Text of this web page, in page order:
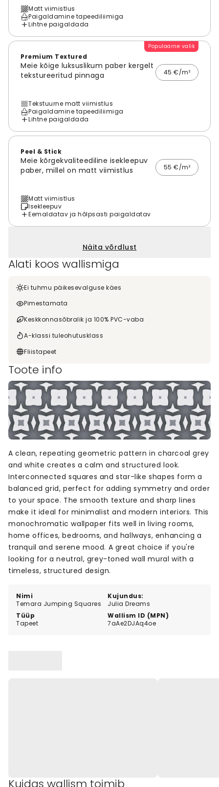
Matt viimistlus
Paigaldamine tapeediliimiga
Lihtne paigaldada
Populaarne valik
Premium Textured
Meie kõige luksuslikum paber kergelt
tekstureeritud pinnaga
45 €/m²
Tekstuurne matt viimistlus
Paigaldamine tapeediliimiga
Lihtne paigaldada
Peel & Stick
Meie kõrgekvaliteediline isekleepuv
paber, millel on matt viimistlus
55 €/m²
Matt viimistlus
Isekleepuv
Eemaldatav ja hõlpsasti paigaldatav
Näita võrdlust
Alati koos wallismiga
Ei tuhmu päikesevalguse käes
Pimestamata
Keskkonnasõbralik ja 100% PVC-vaba
A-klassi tuleohutusklass
Fliistapeet
Toote info
Nimi
Temara Jumping Squares
Kujundus:
Julia Dreams
Tüüp
Tapeet
Wallism ID (MPN)
7aAe2DJAq4oe
A clean, repeating geometric pattern in charcoal grey
and white creates a calm and structured look.
Interconnected squares and star-like shapes form a
balanced grid, perfect for adding symmetry and order
to your space. The smooth texture and sharp lines
make it ideal for minimalist and modern interiors. This
monochromatic wallpaper fits well in living rooms,
home offices, bedrooms, and hallways, enhancing a
tranquil and serene mood. A great choice if you're
looking for a neutral, grey-toned wall mural with a
timeless, structured design.
Kuidas wallism toimib